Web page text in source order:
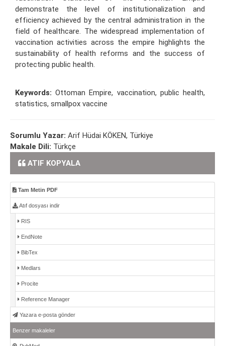
demonstrate the level of institutionalization and
efficiency achieved by the central administration in the
field of healthcare. The widespread implementation of
vaccination activities across the empire highlights the
sustainability of health reforms and the success of
protecting public health.
Keywords: Ottoman Empire, vaccination, public health,
statistics, smallpox vaccine
Sorumlu Yazar: Arif Hüdai KÖKEN, Türkiye
Makale Dili: Türkçe
ATIF KOPYALA
Tam Metin PDF
Atıf dosyası indir
RIS
EndNote
BibTex
Medlars
Procite
Reference Manager
Yazara e-posta gönder
Benzer makaleler